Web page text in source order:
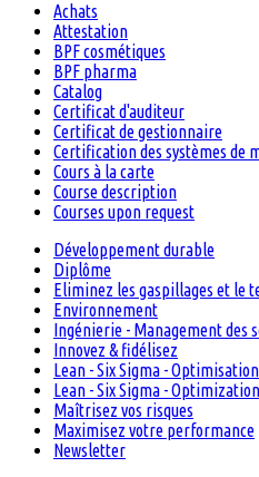
Achats
Attestation
BPF cosmétiques
BPF pharma
Catalog
Certificat d'auditeur
Certificat de gestionnaire
Certification des systèmes de
Cours à la carte
Course description
Courses upon request
Développement durable
Diplôme
Eliminez les gaspillages et le
Environnement
Ingénierie - Management des
Innovez & fidélisez
Lean - Six Sigma -
Lean - Six Sigma -
Maîtrisez vos risques
Maximisez votre performance
Newsletter